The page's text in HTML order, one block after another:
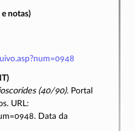
notas)
(40/90). Portal
URL:
Data da